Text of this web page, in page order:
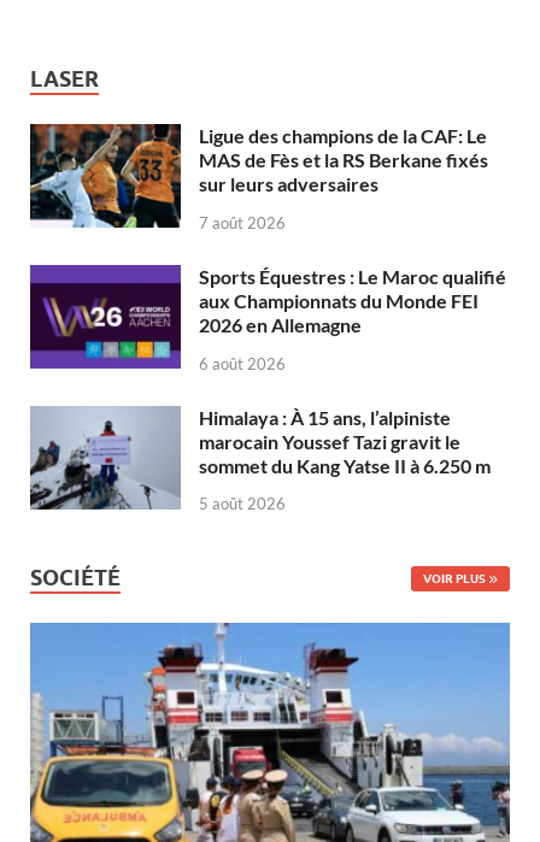
LASER
Ligue des champions de la CAF: Le
MAS de Fès et la RS Berkane fixés
sur leurs adversaires
7 août 2026
Sports Équestres : Le Maroc qualifié
aux Championnats du Monde FEI
2026 en Allemagne
6 août 2026
Himalaya : À 15 ans, l’alpiniste
marocain Youssef Tazi gravit le
sommet du Kang Yatse II à 6.250 m
5 août 2026
SOCIÉTÉ VOIR PLUS